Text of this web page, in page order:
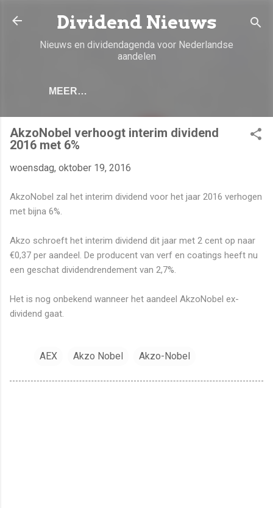
Doorgaan naar hoofdcontent
Dividend Nieuws
Nieuws en dividendagenda voor Nederlandse
aandelen
MEER…
AkzoNobel verhoogt interim dividend
2016 met 6%
woensdag, oktober 19, 2016
AkzoNobel zal het interim dividend voor het jaar 2016 verhogen
met bijna 6%.
Akzo schroeft het interim dividend dit jaar met 2 cent op naar
€0,37 per aandeel. De producent van verf en coatings heeft nu
een geschat dividendrendement van 2,7%.
Het is nog onbekend wanneer het aandeel AkzoNobel ex-
dividend gaat.
AEX Akzo Nobel Akzo-Nobel